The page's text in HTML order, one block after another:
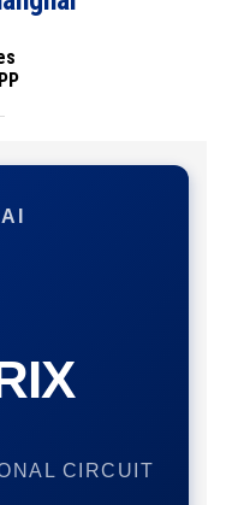
CIRCUIT